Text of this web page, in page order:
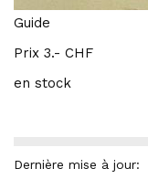
Guide
Prix 3.- CHF
en stock
Dernière mise à jour: